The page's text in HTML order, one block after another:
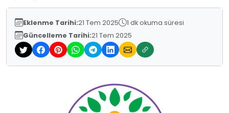
Eklenme Tarihi:21 Tem 2025
1 dk okuma süresi
Güncelleme Tarihi:21 Tem 2025